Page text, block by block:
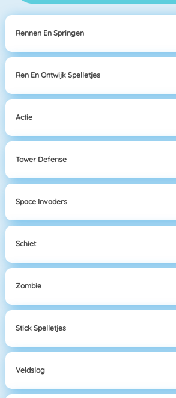
Rennen En Springen
Ren En Ontwijk Spelletjes
Actie
Tower Defense
Space Invaders
Schiet
Zombie
Stick Spelletjes
Veldslag